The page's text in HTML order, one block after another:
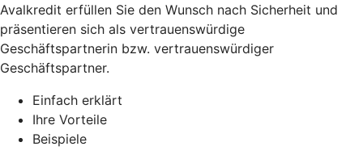
Avalkredit erfüllen Sie den Wunsch nach Sicherheit und
präsentieren sich als vertrauenswürdige
Geschäftspartnerin bzw. vertrauenswürdiger
Geschäftspartner.
Einfach erklärt
Ihre Vorteile
Beispiele